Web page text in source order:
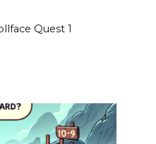
Quest 1